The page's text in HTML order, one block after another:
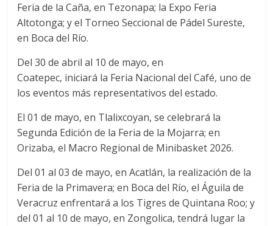
Feria de la Caña, en Tezonapa; la Expo Feria
Altotonga; y el Torneo Seccional de Pádel Sureste,
en Boca del Río.
Del 30 de abril al 10 de mayo, en
Coatepec, iniciará la Feria Nacional del Café, uno de
los eventos más representativos del estado.
El 01 de mayo, en Tlalixcoyan, se celebrará la
Segunda Edición de la Feria de la Mojarra; en
Orizaba, el Macro Regional de Minibasket 2026.
Del 01 al 03 de mayo, en Acatlán, la realización de la
Feria de la Primavera; en Boca del Río, el Águila de
Veracruz enfrentará a los Tigres de Quintana Roo; y
del 01 al 10 de mayo, en Zongolica, tendrá lugar la